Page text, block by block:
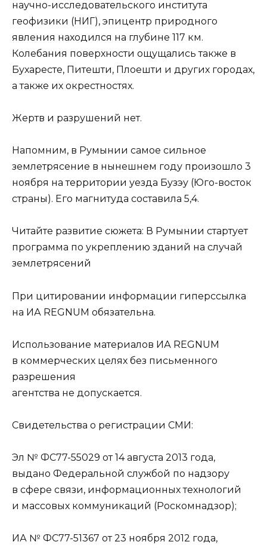
научно-исследовательского института
геофизики (НИГ), эпицентр природного
явления находился на глубине 117 км.
Колебания поверхности ощущались также в
Бухаресте, Питешти, Плоешти и других городах,
а также их окрестностях.
Жертв и разрушений нет.
Напомним, в Румынии самое сильное
землетрясение в нынешнем году произошло 3
ноября на территории уезда Бузэу (Юго-восток
страны). Его магнитуда составила 5,4.
Читайте развитие сюжета: В Румынии стартует
программа по укреплению зданий на случай
землетрясений
При цитировании информации гиперссылка
на ИА REGNUM обязательна.
Использование материалов ИА REGNUM
в коммерческих целях без письменного
разрешения
агентства не допускается.
Свидетельства о регистрации СМИ:
Эл № ФС77-55029 от 14 августа 2013 года,
выдано Федеральной службой по надзору
в сфере связи, информационных технологий
и массовых коммуникаций (Роскомнадзор);
ИА № ФС77-51367 от 23 ноября 2012 года,